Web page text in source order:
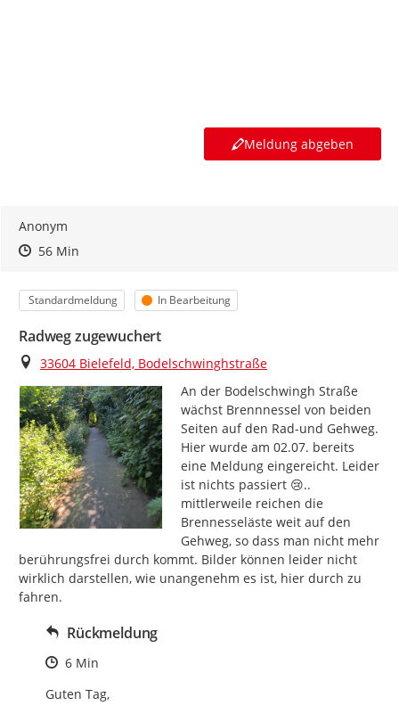
Meldung abgeben
Anonym
Zeitpunkt des Erstellens
Zeitpunkt des Erstellens
56 MinZur Äußerung
Kategorie
Standardmeldung Status
In Bearbeitung
Radweg zugewuchert
Ort
33604 Bielefeld, Bodelschwinghstraße
An der Bodelschwingh Straße
wächst Brennnessel von beiden
Seiten auf den Rad-und Gehweg.
Hier wurde am 02.07. bereits
eine Meldung eingereicht. Leider
ist nichts passiert 😢..
mittlerweile reichen die
Brennesseläste weit auf den
Gehweg, so dass man nicht mehr
berührungsfrei durch kommt. Bilder können leider nicht
wirklich darstellen, wie unangenehm es ist, hier durch zu
fahren.
Rückmeldung
Zeitpunkt des Erstellens
6 Min
Guten Tag,